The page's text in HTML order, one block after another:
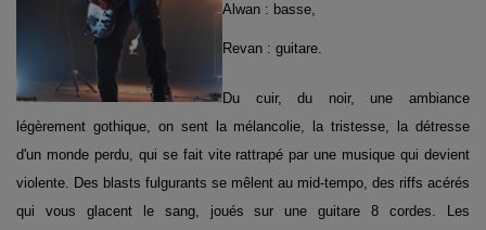
Alwan : basse,
Revan : guitare.
Du cuir, du noir, une ambiance
légèrement gothique, on sent la mélancolie, la tristesse, la détresse
d'un monde perdu, qui se fait vite rattrapé par une musique qui devient
violente. Des blasts fulgurants se mêlent au mid-tempo, des riffs acérés
qui vous glacent le sang, joués sur une guitare 8 cordes. Les